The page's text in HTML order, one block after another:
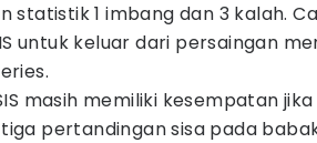
statistik 1 imbang dan 3 kalah.
untuk keluar dari persaingan
masih memiliki kesempatan
pertandingan sisa pada